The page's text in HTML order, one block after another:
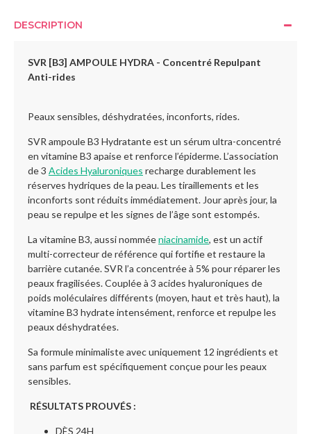
DESCRIPTION
SVR [B3] AMPOULE HYDRA - Concentré Repulpant
Anti-rides
Peaux sensibles, déshydratées, inconforts, rides.
SVR ampoule B3 Hydratante est un sérum ultra-concentré
en vitamine B3 apaise et renforce l’épiderme. L’association
de 3 Acides Hyaluroniques recharge durablement les
réserves hydriques de la peau. Les tiraillements et les
inconforts sont réduits immédiatement. Jour après jour, la
peau se repulpe et les signes de l’âge sont estompés.
La vitamine B3, aussi nomméeniacinamide, est un actif
multi-correcteur de référence qui fortifie et restaure la
barrière cutanée. SVR l’a concentrée à 5% pour réparer les
peaux fragilisées. Couplée à 3 acides hyaluroniques de
poids moléculaires différents (moyen, haut et très haut), la
vitamine B3 hydrate intensément, renforce et repulpe les
peaux déshydratées.
Sa formule minimaliste avec uniquement 12 ingrédients et
sans parfum est spécifiquement conçue pour les peaux
sensibles.
RÉSULTATS PROUVÉS :
DÈS 24H